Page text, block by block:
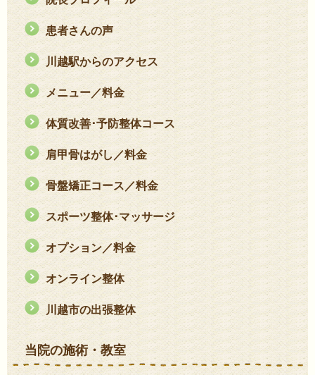
患者さんの声
川越駅からのアクセス
メニュー／料金
体質改善･予防整体コース
肩甲骨はがし／料金
骨盤矯正コース／料金
スポーツ整体･マッサージ
オプション／料金
オンライン整体
川越市の出張整体
当院の施術・教室